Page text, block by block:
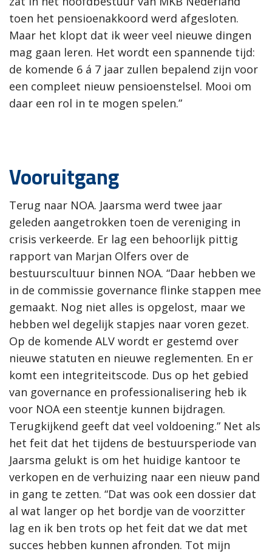
toen het pensioenakkoord werd afgesloten.
Maar het klopt dat ik weer veel nieuwe dingen
mag gaan leren. Het wordt een spannende tijd:
de komende 6 á 7 jaar zullen bepalend zijn voor
een compleet nieuw pensioenstelsel. Mooi om
daar een rol in te mogen spelen.”
Vooruitgang
Terug naar NOA. Jaarsma werd twee jaar
geleden aangetrokken toen de vereniging in
crisis verkeerde. Er lag een behoorlijk pittig
rapport van Marjan Olfers over de
bestuurscultuur binnen NOA. “Daar hebben we
in de commissie governance flinke stappen mee
gemaakt. Nog niet alles is opgelost, maar we
hebben wel degelijk stapjes naar voren gezet.
Op de komende ALV wordt er gestemd over
nieuwe statuten en nieuwe reglementen. En er
komt een integriteitscode. Dus op het gebied
van governance en professionalisering heb ik
voor NOA een steentje kunnen bijdragen.
Terugkijkend geeft dat veel voldoening.” Net als
het feit dat het tijdens de bestuursperiode van
Jaarsma gelukt is om het huidige kantoor te
verkopen en de verhuizing naar een nieuw pand
in gang te zetten. “Dat was ook een dossier dat
al wat langer op het bordje van de voorzitter
lag en ik ben trots op het feit dat we dat met
succes hebben kunnen afronden. Tot mijn